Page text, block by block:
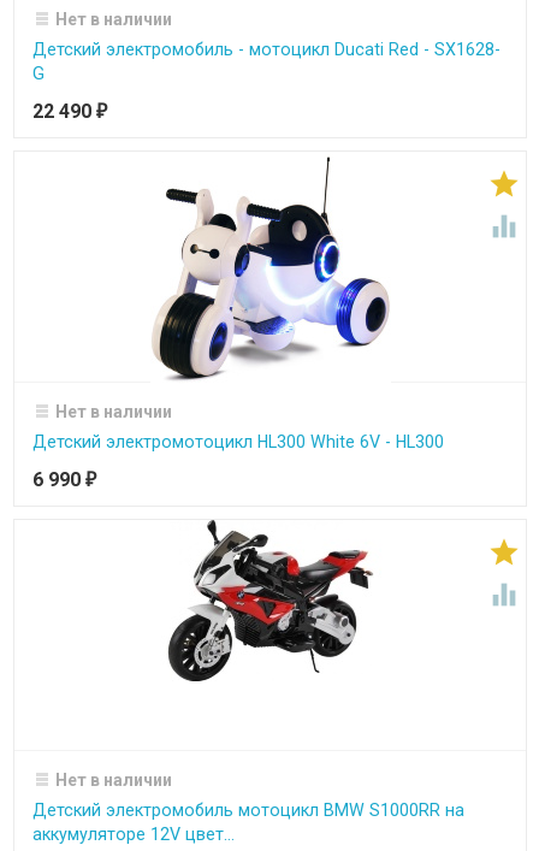
Нет в наличии
Детский электромобиль - мотоцикл Ducati Red - SX1628-
G
22 490 ₽


Нет в наличии
Детский электромотоцикл HL300 White 6V - HL300
6 990 ₽


Нет в наличии
Детский электромобиль мотоцикл BMW S1000RR на
аккумуляторе 12V цвет...